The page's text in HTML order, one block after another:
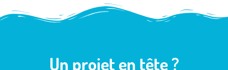
Un projet en tête ?